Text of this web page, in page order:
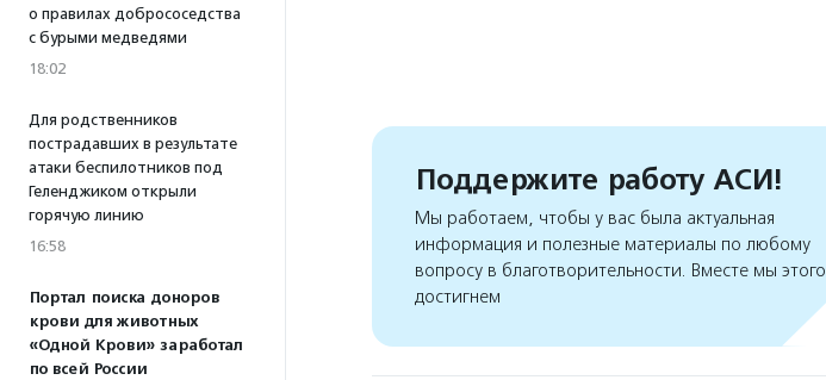
о правилах добрососедства
с бурыми медведями
18:02
Для родственников
пострадавших в результате
атаки беспилотников под
Геленджиком открыли
горячую линию
16:58
Портал поиска доноров
крови для животных
«Одной Крови» заработал
по всей России
Поддержите работу АСИ!
Мы работаем, чтобы у вас была актуальная
информация и полезные материалы по любому
вопросу в благотворительности. Вместе мы этого
достигнем